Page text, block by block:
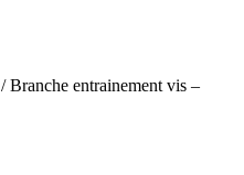
/ Branche entrainement vis –